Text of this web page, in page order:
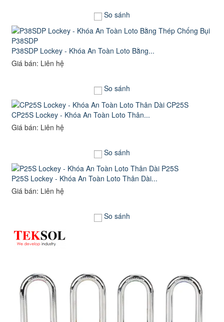
So sánh
P38SDP Lockey - Khóa An Toàn Loto Bằng...
Giá bán: Liên hệ
So sánh
CP25S Lockey - Khóa An Toàn Loto Thân...
Giá bán: Liên hệ
So sánh
P25S Lockey - Khóa An Toàn Loto Thân Dài...
Giá bán: Liên hệ
So sánh